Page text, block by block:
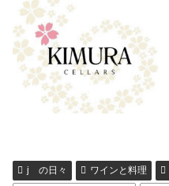
j の日々 ワインと料理